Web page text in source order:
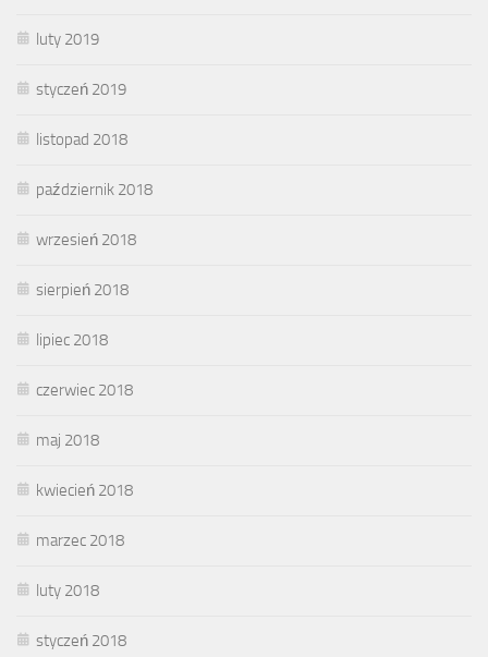
luty 2019
styczeń 2019
listopad 2018
październik 2018
wrzesień 2018
sierpień 2018
lipiec 2018
czerwiec 2018
maj 2018
kwiecień 2018
marzec 2018
luty 2018
styczeń 2018